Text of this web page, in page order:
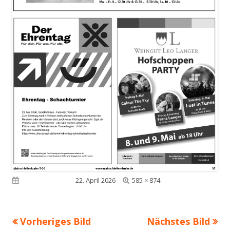
Veröffentlicht am22. April 2026
Volle
585 × 874
Vorheriges Bild Nächstes Bild